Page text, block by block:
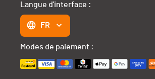
Langue d'interface :
FR
Modes de paiement :